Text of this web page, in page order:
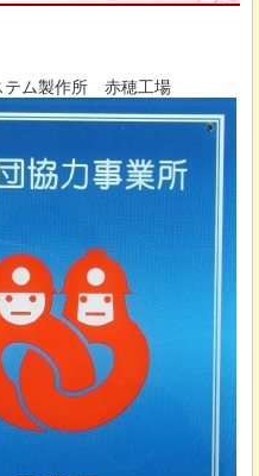
テム製作所
赤穂工場